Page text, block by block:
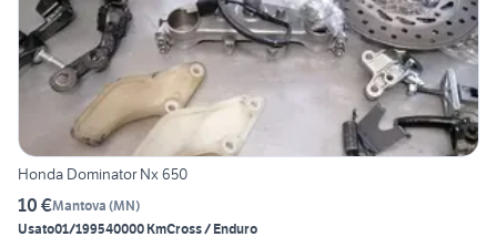
Honda Dominator Nx 650
10 €Mantova (MN)
Usato01/199540000 KmCross / Enduro